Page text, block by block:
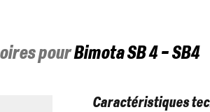
pourBimotaSB 4 - SB4
Caractéristiques